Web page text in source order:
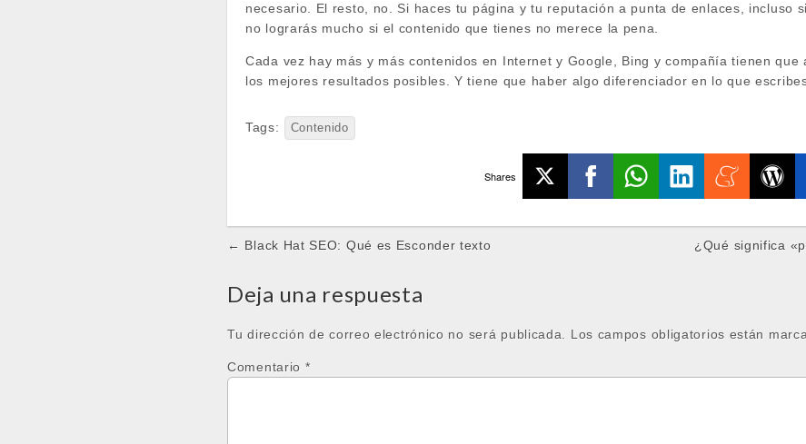
necesario. El resto, no. Si haces tu página y tu reputación a punta de enlaces, incluso
no lograrás mucho si el contenido que tienes no merece la pena.
Cada vez hay más y más contenidos en Internet y Google, Bing y compañía tienen
los mejores resultados posibles. Y tiene que haber algo diferenciador en lo que
Tags: Contenido
Shares
Post
← Black Hat SEO: Qué es Esconder texto ¿Qué significa
Deja una respuesta
Tu dirección de correo electrónico no será publicada. Los campos obligatorios están
Comentario *